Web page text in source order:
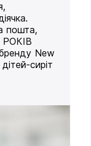
пошта,
РОКІВ
New
сиріт